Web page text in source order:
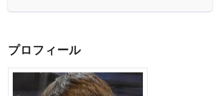
プロフィール